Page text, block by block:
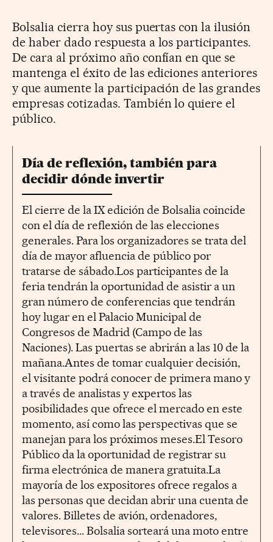
Bolsalia cierra hoy sus puertas con la ilusión
de haber dado respuesta a los participantes.
De cara al próximo año confían en que se
mantenga el éxito de las ediciones anteriores
y que aumente la participación de las grandes
empresas cotizadas. También lo quiere el
público.
Día de reflexión, también para
decidir dónde invertir
El cierre de la IX edición de Bolsalia coincide
con el día de reflexión de las elecciones
generales. Para los organizadores se trata del
día de mayor afluencia de público por
tratarse de sábado.Los participantes de la
feria tendrán la oportunidad de asistir a un
gran número de conferencias que tendrán
hoy lugar en el Palacio Municipal de
Congresos de Madrid (Campo de las
Naciones). Las puertas se abrirán a las 10 de la
mañana.Antes de tomar cualquier decisión,
el visitante podrá conocer de primera mano y
a través de analistas y expertos las
posibilidades que ofrece el mercado en este
momento, así como las perspectivas que se
manejan para los próximos meses.El Tesoro
Público da la oportunidad de registrar su
firma electrónica de manera gratuita.La
mayoría de los expositores ofrece regalos a
las personas que decidan abrir una cuenta de
valores. Billetes de avión, ordenadores,
televisores... Bolsalia sorteará una moto entre